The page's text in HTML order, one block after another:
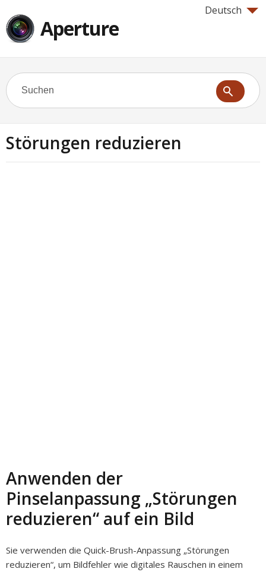
Deutsch
Aperture
Störungen reduzieren
Anwenden der
Pinselanpassung „Störungen
reduzieren“ auf ein Bild
Sie verwenden die Quick-Brush-Anpassung „Störungen
reduzieren“, um Bildfehler wie digitales Rauschen in einem